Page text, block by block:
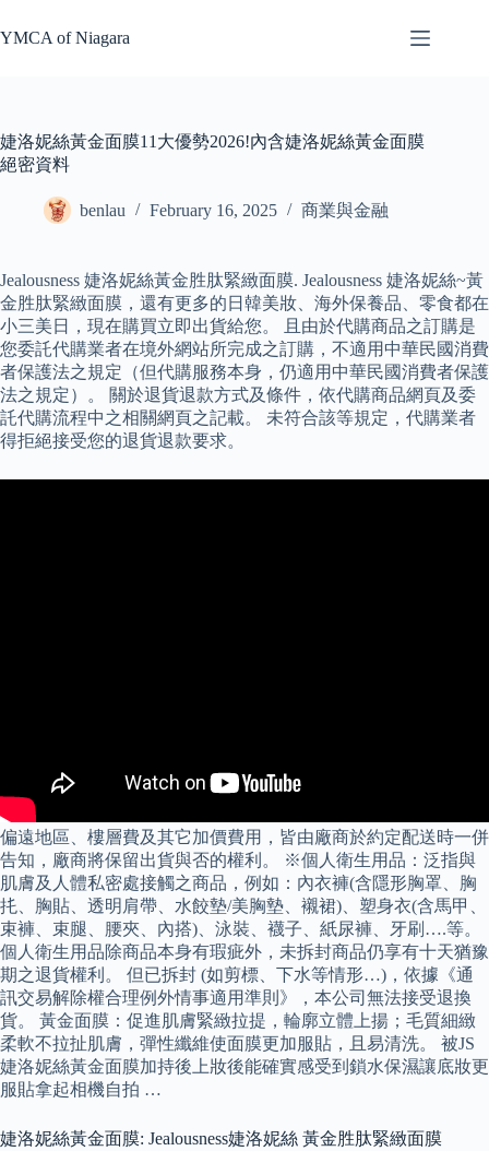
to
content
YMCA of Niagara
婕洛妮絲黃金面膜11大優勢2026!內含婕洛妮絲黃金面膜
絕密資料
benlau February 16, 2025 商業與金融
Jealousness 婕洛妮絲黃金胜肽緊緻面膜. Jealousness 婕洛妮絲~黃
金胜肽緊緻面膜，還有更多的日韓美妝、海外保養品、零食都在
小三美日，現在購買立即出貨給您。 且由於代購商品之訂購是
您委託代購業者在境外網站所完成之訂購，不適用中華民國消費
者保護法之規定（但代購服務本身，仍適用中華民國消費者保護
法之規定）。 關於退貨退款方式及條件，依代購商品網頁及委
託代購流程中之相關網頁之記載。 未符合該等規定，代購業者
得拒絕接受您的退貨退款要求。
偏遠地區、樓層費及其它加價費用，皆由廠商於約定配送時一併
告知，廠商將保留出貨與否的權利。 ※個人衛生用品：泛指與
肌膚及人體私密處接觸之商品，例如：內衣褲(含隱形胸罩、胸
扥、胸貼、透明肩帶、水餃墊/美胸墊、襯裙)、塑身衣(含馬甲、
束褲、束腿、腰夾、內搭)、泳裝、襪子、紙尿褲、牙刷….等。
個人衛生用品除商品本身有瑕疵外，未拆封商品仍享有十天猶豫
期之退貨權利。 但已拆封 (如剪標、下水等情形…)，依據《通
訊交易解除權合理例外情事適用準則》，本公司無法接受退換
貨。 黃金面膜：促進肌膚緊緻拉提，輪廓立體上揚；毛質細緻
柔軟不拉扯肌膚，彈性纖維使面膜更加服貼，且易清洗。 被JS
婕洛妮絲黃金面膜加持後上妝後能確實感受到鎖水保濕讓底妝更
服貼拿起相機自拍 …
婕洛妮絲黃金面膜: Jealousness婕洛妮絲 黃金胜肽緊緻面膜